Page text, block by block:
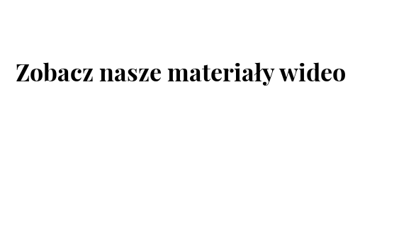
Zobacz nasze materiały wideo